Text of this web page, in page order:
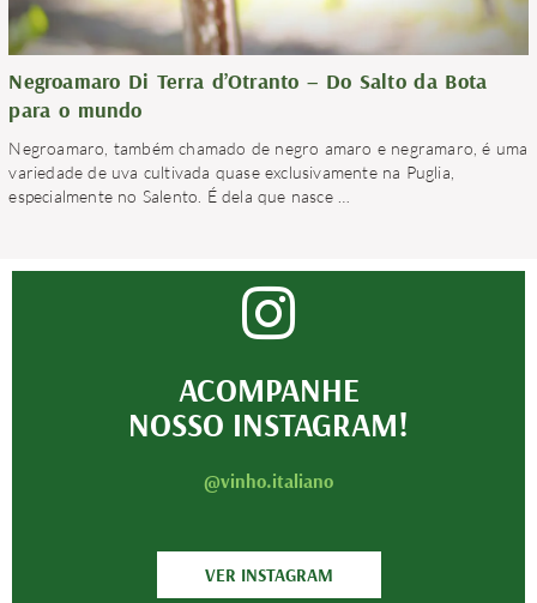
Negroamaro Di Terra d’Otranto – Do Salto da Bota
para o mundo
Negroamaro, também chamado de negro amaro e negramaro, é uma
variedade de uva cultivada quase exclusivamente na Puglia,
especialmente no Salento. É dela que nasce
ACOMPANHE
NOSSO INSTAGRAM!
@vinho.italiano
VER INSTAGRAM